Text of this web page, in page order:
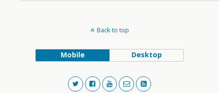
Back to top
Mobile Desktop